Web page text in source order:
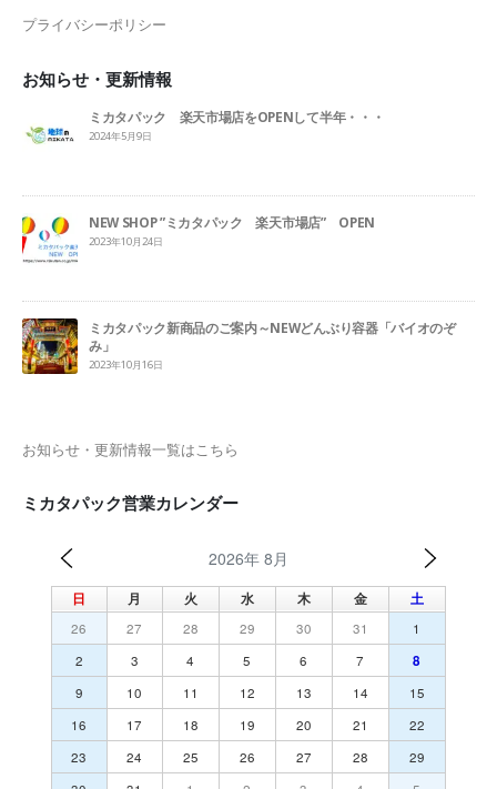
プライバシーポリシー
お知らせ・更新情報
ミカタパック 楽天市場店をOPENして半年・・・
2024年5月9日
NEW SHOP ”ミカタパック 楽天市場店” OPEN
2023年10月24日
ミカタパック新商品のご案内～NEWどんぶり容器「バイオのぞ
み」
2023年10月16日
お知らせ・更新情報一覧はこちら
ミカタパック営業カレンダー
2026年 8月
日 月 火 水 木 金 土
26 27 28 29 30 31
1
2
3 4 5 6 7 8
9 10 11 12 13 14
15
16
17 18 19 20 21
22
23
24 25 26 27 28
29